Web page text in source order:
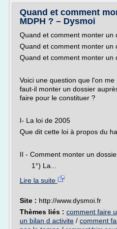
Quand et comment
MDPH ? – Dysmoi
Quand et comment monter un
Quand et comment monter un
Quand et comment monter un
Voici une question que l'on
faut-il monter un dossier
faire pour le constituer ?
I- La loi de 2005
Que dit cette loi à propos du
II - Comment monter un
1°) La...
Lire la suite
Site : http://www.dysmoi.fr
Thèmes liés : comment faire
un bilan d activite / comment